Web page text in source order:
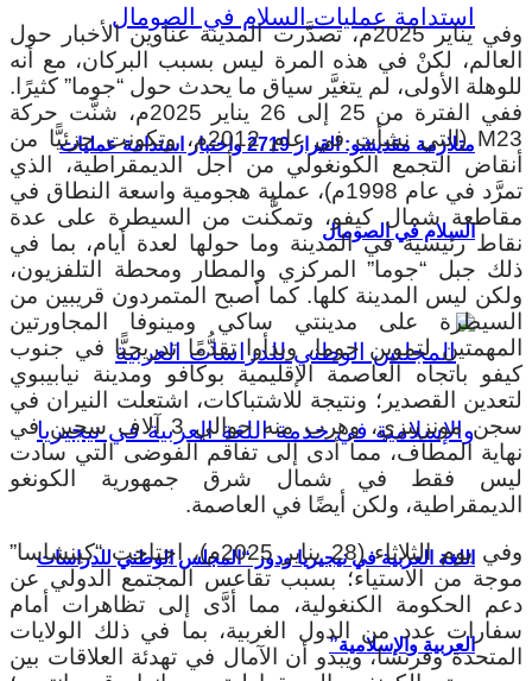
متلازمة مقديشو: القرار 2719 واختبار استدامة عمليات
السلام في الصومال
اللغة العربية في نيجيريا ودور “المجلس الوطني للدراسات
العربية والإسلامية”
وفي يناير 2025م، تصدَّرت المدينة عناوين الأخبار حول
العالم، لكنْ في هذه المرة ليس بسبب البركان، مع أنه
للوهلة الأولى، لم يتغيَّر سياق ما يحدث حول “جوما” كثيرًا.
ففي الفترة من 25 إلى 26 يناير 2025م، شنَّت حركة
M23 (التي نشأت في عام 2012م، وتكونت جزئيًّا من
أنقاض التجمع الكونغولي من أجل الديمقراطية، الذي
تمرَّد في عام 1998م)، عملية هجومية واسعة النطاق في
مقاطعة شمال كيفو، وتمكَّنت من السيطرة على عدة
نقاط رئيسية في المدينة وما حولها لعدة أيام، بما في
ذلك جبل “جوما” المركزي والمطار ومحطة التلفزيون،
ولكن ليس المدينة كلها. كما أصبح المتمردون قريبين من
السيطرة على مدينتي ساكي ومينوفا المجاورتين
المهمتين لتموين جوما، وبدأوا تقدُّمًا تدريجيًّا في جنوب
كيفو باتجاه العاصمة الإقليمية بوكافو ومدينة نيابيبوي
لتعدين القصدير؛ ونتيجة للاشتباكات، اشتعلت النيران في
سجن مونزينزي، وهرب منه حوالي 3 آلاف سجين في
نهاية المطاف، مما أدى إلى تفاقم الفوضى التي سادت
ليس فقط في شمال شرق جمهورية الكونغو
الديمقراطية، ولكن أيضًا في العاصمة.
وفي يوم الثلاثاء (28 يناير 2025م)، اجتاحت “كينشاسا”
موجة من الاستياء؛ بسبب تقاعس المجتمع الدولي عن
دعم الحكومة الكنغولية، مما أدَّى إلى تظاهرات أمام
سفارات عدد من الدول الغربية، بما في ذلك الولايات
المتحدة وفرنسا، ويبدو أن الآمال في تهدئة العلاقات بين